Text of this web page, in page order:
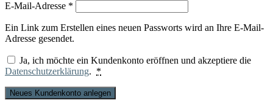
E-Mail-Adresse *
Ein Link zum Erstellen eines neuen Passworts wird an Ihre E-Mail-
Adresse gesendet.
Ja, ich möchte ein Kundenkonto eröffnen und akzeptiere die
Datenschutzerklärung. *
Neues Kundenkonto anlegen